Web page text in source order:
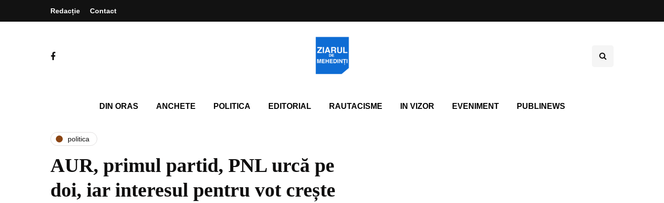
Redacție Contact
DIN ORAS ANCHETE POLITICA EDITORIAL RAUTACISME IN VIZOR EVENIMENT PUBLINEWS
politica
AUR, primul partid, PNL urcă pe
doi, iar interesul pentru vot crește